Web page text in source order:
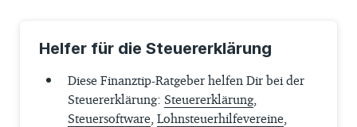
Helfer für die Steuererklärung
Diese Finanztip-Ratgeber helfen Dir bei der
Steuererklärung: Steuererklärung,
Steuersoftware, Lohnsteuerhilfevereine,